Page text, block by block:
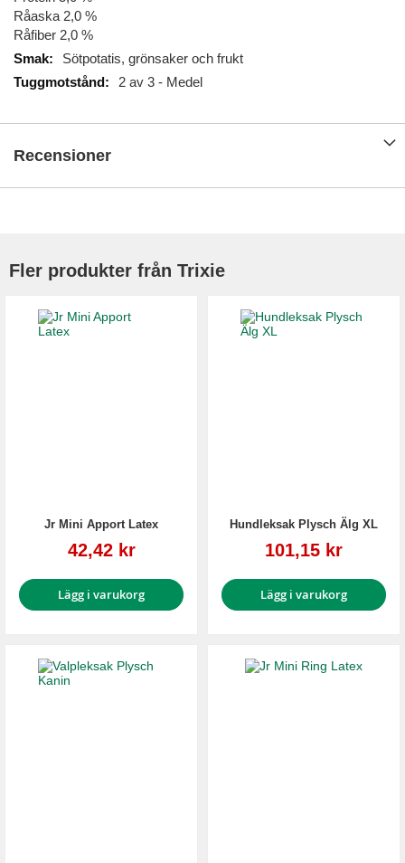
Råaska 2,0 %
Råfiber 2,0 %
Sötpotatis, grönsaker och frukt
2 av 3 - Medel
Recensioner
Fler produkter från Trixie
Jr Mini Apport Latex
Reapris
42,42 kr
Lägg i varukorg
Hundleksak Plysch Älg XL
Reapris
101,15 kr
Lägg i varukorg